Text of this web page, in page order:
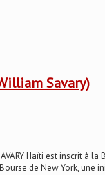
Savary)
SAVARY Haïti est
de New York, une